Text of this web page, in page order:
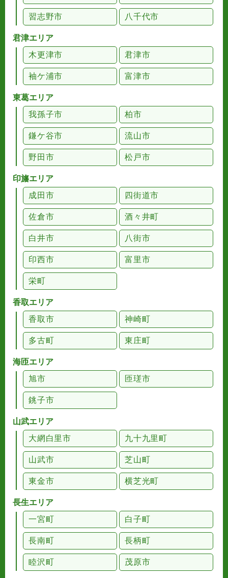
習志野市 八千代市
君津エリア
木更津市
君津市
袖ケ浦市 富津市
東葛エリア
我孫子市
柏市
鎌ケ谷市 流山市
野田市 松戸市
印旛エリア
成田市
四街道市
佐倉市 酒々井町
白井市 八街市
印西市 富里市
栄町
香取エリア
香取市
神崎町
多古町 東庄町
海匝エリア
旭市
匝瑳市
銚子市
山武エリア
大網白里市
九十九里町
山武市 芝山町
東金市 横芝光町
長生エリア
一宮町
白子町
長南町 長柄町
睦沢町 茂原市